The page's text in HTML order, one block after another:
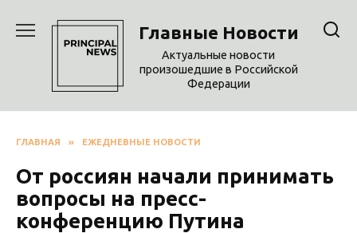
содержанию
Главные Новости
Актуальные новости
произошедшие в Российской
Федерации
ГЛАВНАЯ » ЕЖЕДНЕВНЫЕ НОВОСТИ
От россиян начали принимать
вопросы на пресс-
конференцию Путина